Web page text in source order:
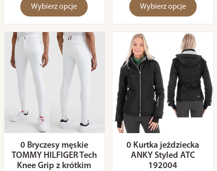
Wybierz opcje Wybierz opcje
0 Bryczesy męskie
TOMMY HILFIGER Tech
Knee Grip z krótkim
0 Kurtka jeździecka
ANKY Styled ATC
192004